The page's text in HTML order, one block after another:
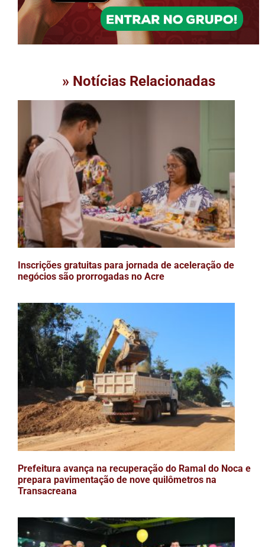
» Notícias Relacionadas
Inscrições gratuitas para jornada de aceleração de
negócios são prorrogadas no Acre
Prefeitura avança na recuperação do Ramal do Noca e
prepara pavimentação de nove quilômetros na
Transacreana